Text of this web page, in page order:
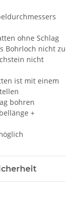
ohne Schlag
Bohrloch nicht zu
nicht
ist mit einem
bohren
+